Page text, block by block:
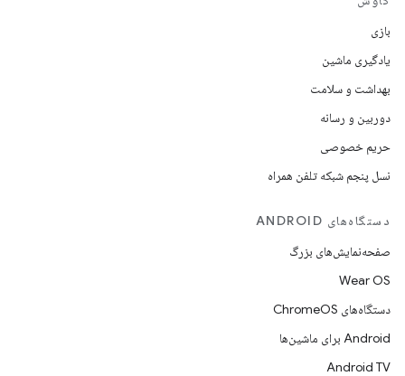
بازی
یادگیری ماشین
بهداشت و سلامت
دوربین و رسانه
حریم خصوصی
نسل پنجم شبکه تلفن همراه
دستگاه‌های ANDROID
صفحه‌نمایش‌های بزرگ
Wear OS
دستگاه‌های ChromeOS
Android برای ماشین‌ها
Android TV